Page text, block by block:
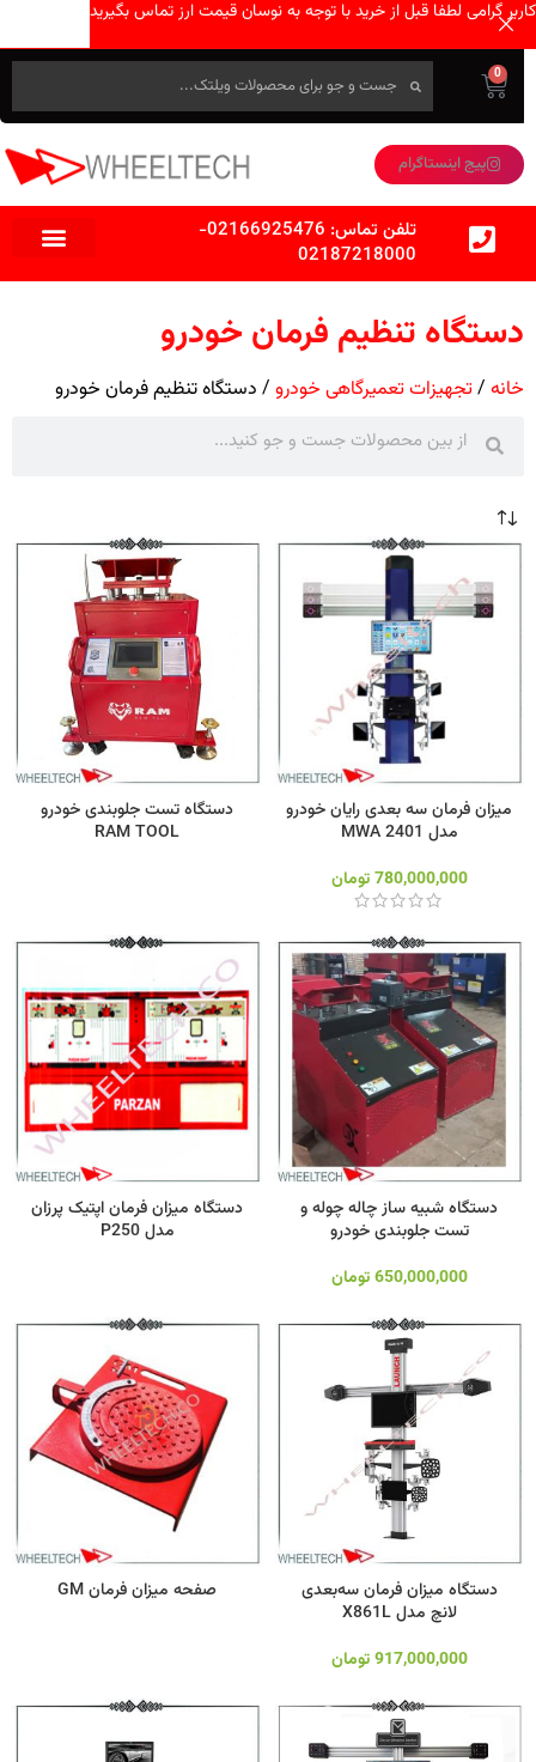
0
پیج اینستاگرام
تلفن تماس: 02166925476
-
02187218000
دستگاه تنظیم فرمان خودرو
خانه تجهیزات تعمیرگاهی خودرو دستگاه تنظیم فرمان خودرو
میزان فرمان سه بعدی رایان خودرو
مدل 2401 MWA
780,000,000 تومان
دستگاه تست جلوبندی خودرو
RAM TOOL
دستگاه شبیه ساز چاله چوله و
تست جلوبندی خودرو
650,000,000 تومان
دستگاه میزان فرمان اپتیک پرزان
مدل P250
دستگاه میزان فرمان سه‌بعدی
لانچ مدل X861L
917,000,000 تومان
صفحه میزان فرمان GM
کاربر گرامی لطفا قبل از خرید با توجه به نوسان قیمت ارز تماس بگیرید